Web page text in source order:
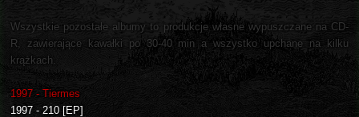
Wszystkie pozostałe albumy to produkcje własne wypuszczane na CD-
R, zawierające kawałki po 30-40 min a wszystko upchane na kilku
krążkach.
1997 - Tiermes
1997 - 210 [EP]